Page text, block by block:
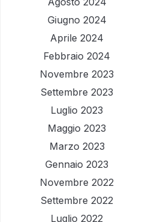
Giugno 2024
Aprile 2024
Febbraio 2024
Novembre 2023
Settembre 2023
Luglio 2023
Maggio 2023
Marzo 2023
Gennaio 2023
Novembre 2022
Settembre 2022
Luglio 2022